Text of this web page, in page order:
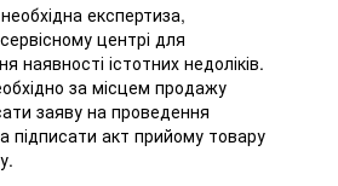
експертиза,
центрі для
наявності істотних недоліків.
за місцем продажу
заяву на проведення
підписати акт прийому товару